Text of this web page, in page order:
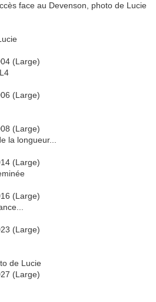
face au Devenson, photo de Lucie
la longueur...
de Lucie